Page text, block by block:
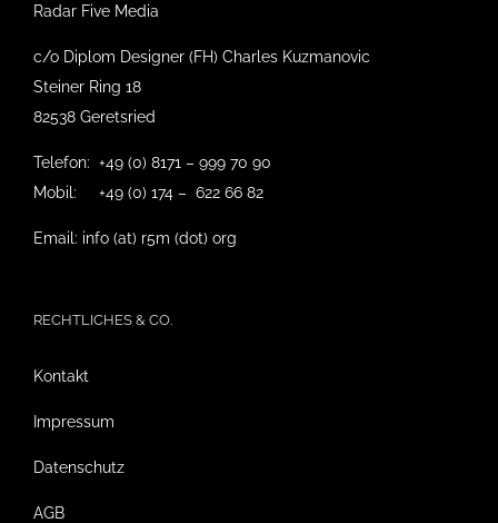
Radar Five Media
c/o Diplom Designer (FH) Charles Kuzmanovic
Steiner Ring 18
82538 Geretsried
Telefon: +49 (0) 8171 – 999 70 90
Mobil: +49 (0) 174 – 622 66 82
Email: info (at) r5m (dot) org
RECHTLICHES & CO.
Kontakt
Impressum
Datenschutz
AGB